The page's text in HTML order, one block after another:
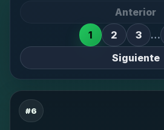
Anterior
1
2 3 …
Siguiente
#6